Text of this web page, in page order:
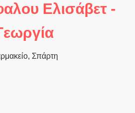
Ελισάβετ -
Σπάρτη